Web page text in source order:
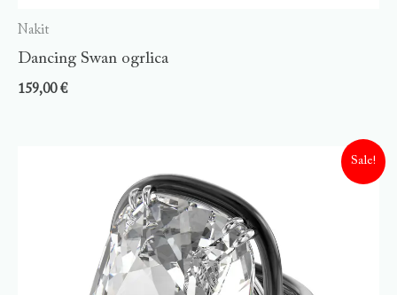
Nakit
Dancing Swan ogrlica
159,00€
Sale!